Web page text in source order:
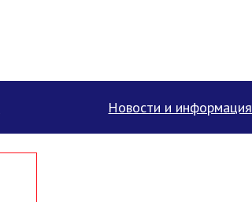
Новости и информация